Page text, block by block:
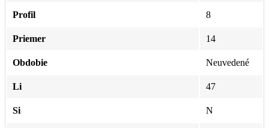
Profil 8
Priemer 14
Obdobie Neuvedené
Li 47
Si N